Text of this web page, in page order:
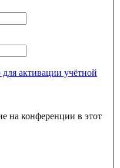
активации учётной
на конференции в этот